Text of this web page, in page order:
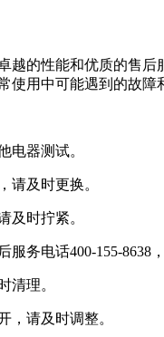
越的性能和优质的售
使用中可能遇到的故障
电器测试。
请及时更换。
及时拧紧。
务电话400-155-8638
清理。
，请及时调整。